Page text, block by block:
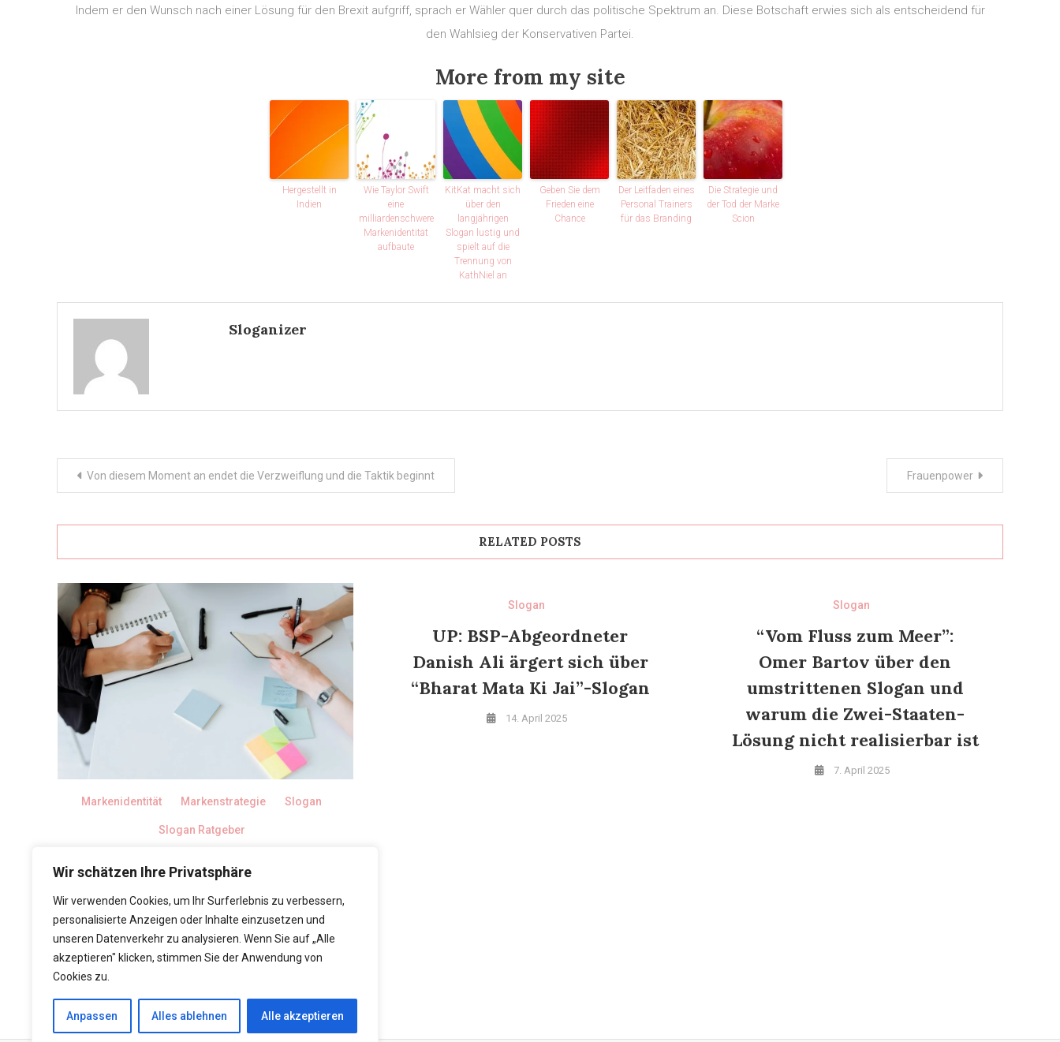
Wir schätzen Ihre Privatsphäre
Wir verwenden Cookies, um Ihr Surferlebnis zu verbessern,
personalisierte Anzeigen oder Inhalte einzusetzen und
unseren Datenverkehr zu analysieren. Wenn Sie auf „Alle
akzeptieren" klicken, stimmen Sie der Anwendung von
Cookies zu.
Anpassen Alles ablehnen Alle akzeptieren
Indem er den Wunsch nach einer Lösung für den Brexit aufgriff, sprach er Wähler quer durch das politische Spektrum an. Diese Botschaft erwies sich als entscheidend für
den Wahlsieg der Konservativen Partei.
More from my site
Hergestellt in
Indien
Wie Taylor Swift
eine
milliardenschwere
Markenidentität
aufbaute
KitKat macht sich
über den
langjährigen
Slogan lustig und
spielt auf die
Trennung von
KathNiel an
Geben Sie dem
Frieden eine
Chance
Der Leitfaden eines
Personal Trainers
für das Branding
Die Strategie und
der Tod der Marke
Scion
Sloganizer
PostVon diesem Moment an endet die Verzweiflung und die Taktik beginnt Frauenpower
RELATED POSTS
Markenidentität Markenstrategie Slogan
Slogan Ratgeber
Wie starke
Markenbotschaften kleine
Unternehmen im Netz
sichtbarer machen
Slogan
UP: BSP-Abgeordneter
Danish Ali ärgert sich über
“Bharat Mata Ki Jai”-Slogan
14. April 2025
Slogan
“Vom Fluss zum Meer”:
Omer Bartov über den
umstrittenen Slogan und
warum die Zwei-Staaten-
Lösung nicht realisierbar ist
7. April 2025